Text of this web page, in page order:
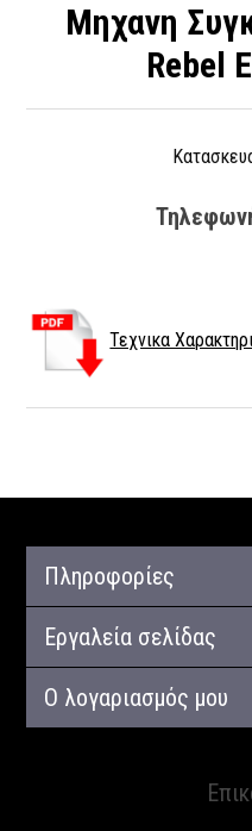
Μηχανη
Rebel
Τεχνικα
Πληροφορίες
Εργαλεία σελίδας
Ο λογαριασμός μου